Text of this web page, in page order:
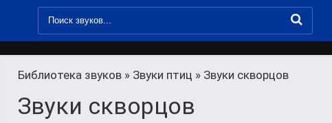
Библиотека звуков » Звуки птиц » Звуки скворцов
Звуки скворцов